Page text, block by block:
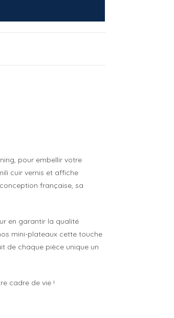
pour embellir votre
cuir vernis et affiche
française, sa
en garantir la qualité
mini-plateaux cette touche
de chaque pièce unique un
cadre de vie !